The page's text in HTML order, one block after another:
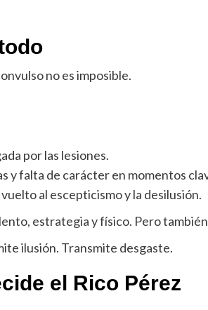
no es imposible.
por las lesiones.
y falta de carácter en momentos
al escepticismo y la desilusión.
estrategia y físico. Pero
ilusión. Transmite desgaste.
el Rico Pérez